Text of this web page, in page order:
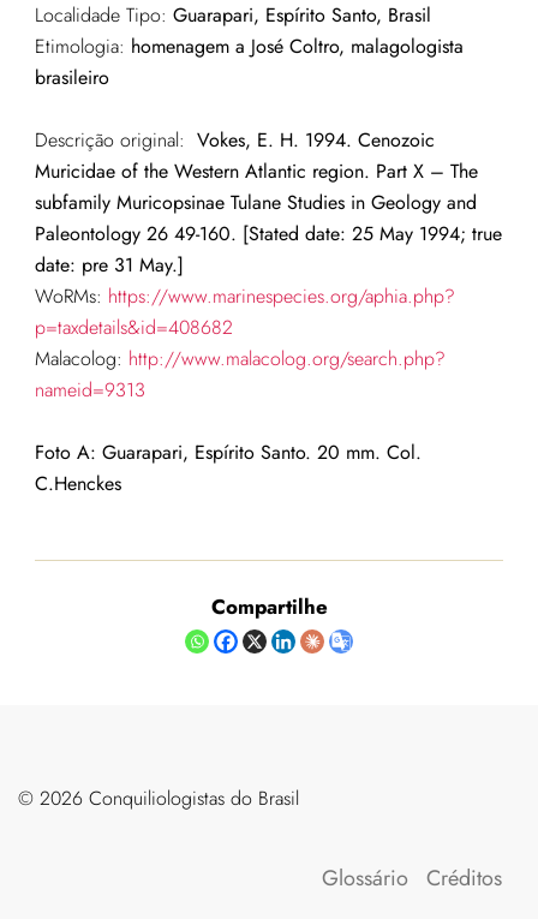
Localidade Tipo: Guarapari, Espírito Santo, Brasil
Etimologia: homenagem a José Coltro, malagologista
brasileiro
Descrição original: Vokes, E. H. 1994. Cenozoic
Muricidae of the Western Atlantic region. Part X – The
subfamily Muricopsinae Tulane Studies in Geology and
Paleontology 26 49-160. [Stated date: 25 May 1994; true
date: pre 31 May.]
WoRMs: https://www.marinespecies.org/aphia.php?
p=taxdetails&id=408682
Malacolog: http://www.malacolog.org/search.php?
nameid=9313
Foto A: Guarapari, Espírito Santo. 20 mm. Col.
C.Henckes
Compartilhe
©️ 2026 Conquiliologistas do Brasil
Glossário Créditos